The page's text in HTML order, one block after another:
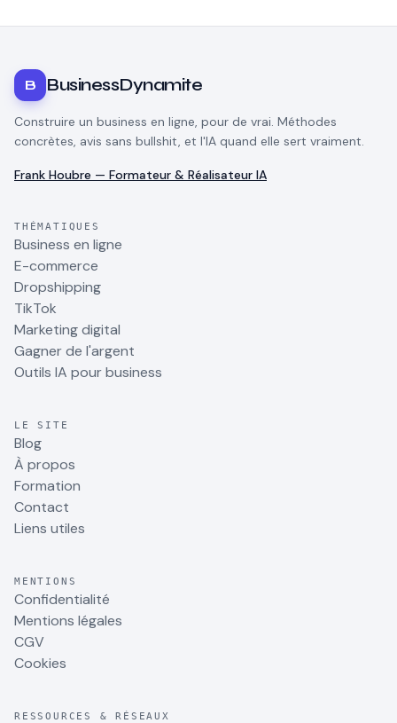
B BusinessDynamite
Construire un business en ligne, pour de vrai. Méthodes
concrètes, avis sans bullshit, et l'IA quand elle sert vraiment.
Frank Houbre — Formateur & Réalisateur IA
THÉMATIQUES
Business en ligne
E-commerce
Dropshipping
TikTok
Marketing digital
Gagner de l'argent
Outils IA pour business
LE SITE
Blog
À propos
Formation
Contact
Liens utiles
MENTIONS
Confidentialité
Mentions légales
CGV
Cookies
RESSOURCES & RÉSEAUX